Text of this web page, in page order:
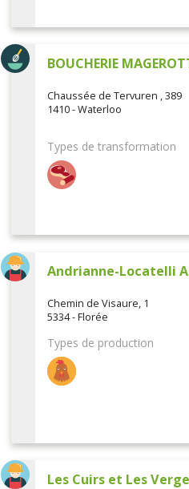
BOUCHERIE
Chaussée de Tervuren , 389
1410 - Waterloo
Types de transformation
Andrianne-Locatelli
Chemin de Visaure, 1
5334 - Florée
Types de production
Les Cuirs et Les